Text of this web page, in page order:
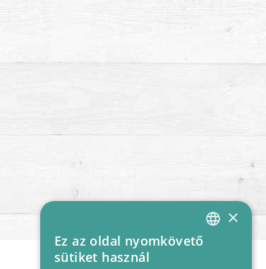
HUNGARIAN
×
Ez az oldal nyomkövető
sütiket használ